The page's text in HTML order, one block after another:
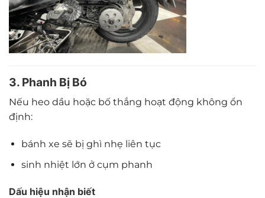
3. Phanh Bị Bó
Nếu heo dầu hoặc bố thắng hoạt động không ổn
định:
bánh xe sẽ bị ghì nhẹ liên tục
sinh nhiệt lớn ở cụm phanh
Dấu hiệu nhận biết